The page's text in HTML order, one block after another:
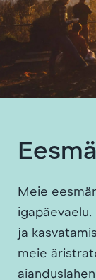
Meie
ja
meie